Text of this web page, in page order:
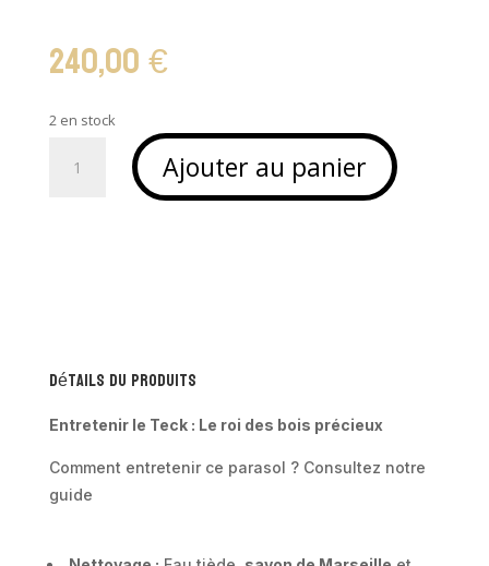
240,00€
2 en stock
Ajouter au panier
Détails du produits
Entretenir le Teck : Le roi des bois précieux
Comment entretenir ce parasol ? Consultez notre
guide